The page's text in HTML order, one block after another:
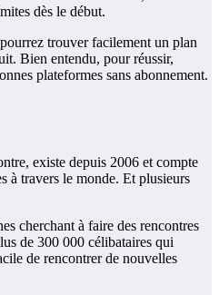
dès le début.
trouver facilement un plan
Bien entendu, pour réussir,
plateformes sans abonnement.
existe depuis 2006 et compte
à travers le monde. Et plusieurs
cherchant à faire des rencontres
de 300 000 célibataires qui
de rencontrer de nouvelles